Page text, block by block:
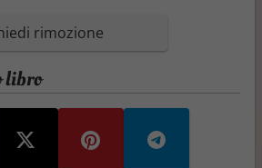
rimozione
libro